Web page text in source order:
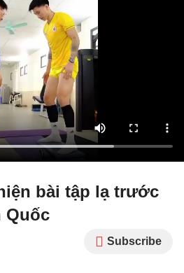
bài tập lạ trước
Quốc
Subscribe